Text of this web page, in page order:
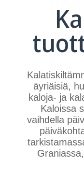
äyriäisiä,
kaloja- ja
Kaloissa
vaihdella